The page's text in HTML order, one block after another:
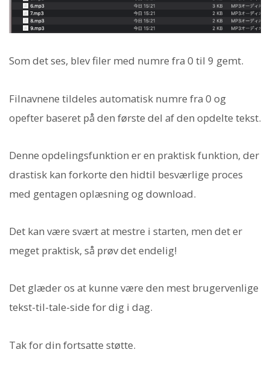
Som det ses, blev filer med numre fra 0 til 9 gemt.
Filnavnene tildeles automatisk numre fra 0 og
opefter baseret på den første del af den opdelte tekst.
Denne opdelingsfunktion er en praktisk funktion, der
drastisk kan forkorte den hidtil besværlige proces
med gentagen oplæsning og download.
Det kan være svært at mestre i starten, men det er
meget praktisk, så prøv det endelig!
Det glæder os at kunne være den mest brugervenlige
tekst-til-tale-side for dig i dag.
Tak for din fortsatte støtte.